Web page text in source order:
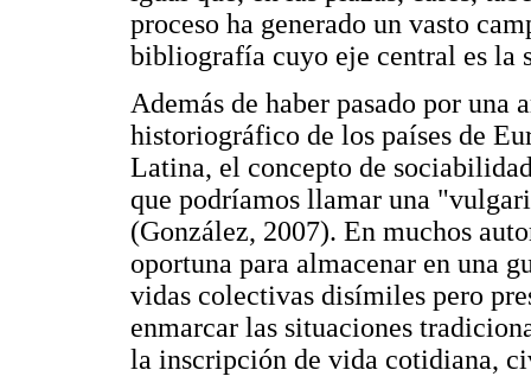
proceso ha generado un vasto
bibliografía cuyo eje central es la
Además de haber pasado por
historiográfico de los países de
Latina, el concepto de
que podríamos llamar una
(González, 2007). En muchos
oportuna para almacenar en una
vidas colectivas disímiles pero
enmarcar las situaciones
la inscripción de vida cotidiana,